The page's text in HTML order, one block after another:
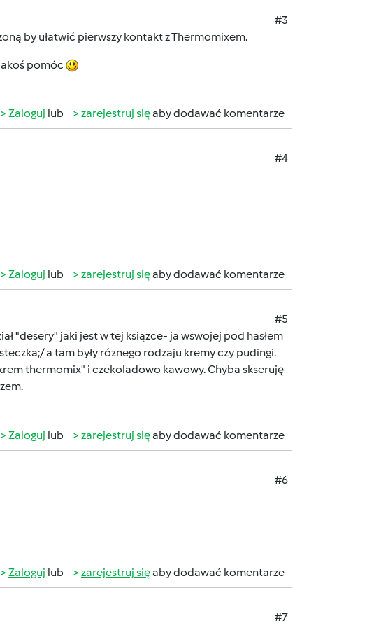
#3
by ułatwić pierwszy kontakt z Thermomixem.
pomóc
Zaloguj lub zarejestruj sięaby dodawać komentarze
#4
Zaloguj lub zarejestruj sięaby dodawać komentarze
#5
"desery" jaki jest w tej ksiązce- ja wswojej pod hasłem
a tam były róznego rodzaju kremy czy pudingi.
thermomix" i czekoladowo kawowy. Chyba skseruję
Zaloguj lub zarejestruj sięaby dodawać komentarze
#6
Zaloguj lub zarejestruj sięaby dodawać komentarze
#7